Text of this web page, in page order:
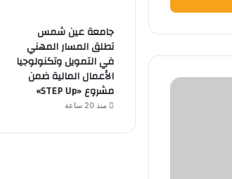
جامعة عين شمس
تطلق المسار المهني
في التمويل وتكنولوجيا
الأعمال المالية ضمن
مشروع «STEP Up»
منذ 20 ساعة